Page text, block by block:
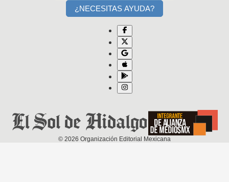
¿NECESITAS AYUDA?
© 2026 Organización Editorial Mexicana